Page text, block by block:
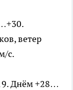
ветер
с.
Днём +28…